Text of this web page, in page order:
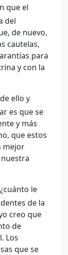
que el
del
de nuevo,
cautelas,
para
y con la
ello y
es que se
y más
que estos
mejor
le
de la
creo que
de
Los
que se